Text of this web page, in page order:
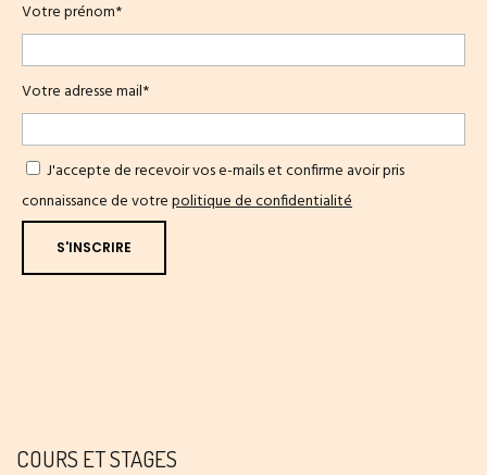
Votre prénom*
Votre adresse mail*
J'accepte de recevoir vos e-mails et confirme avoir pris
connaissance de votrepolitique de confidentialité
COURS ET STAGES